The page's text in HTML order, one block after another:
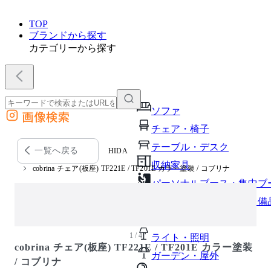
TOP
ブランドから探す
カテゴリーから探す
ソファ
チェア・椅子
テーブル・デスク
収納家具
パーソナルブース・集中ブ
オフィスアクセサリー・備
ライト・照明
ガーデン・屋外
外部サイトの商品をカートに追加
他のサイトで見つけた商品ページのURLを貼り付けて、カートに追加できます
画像検索
一覧へ戻る HIDA
cobrina チェア(板座) TF221E / TF201E カラー塗装 / コブリナ
1 / 4
cobrina チェア(板座) TF221E / TF201E カラー塗装
/ コブリナ